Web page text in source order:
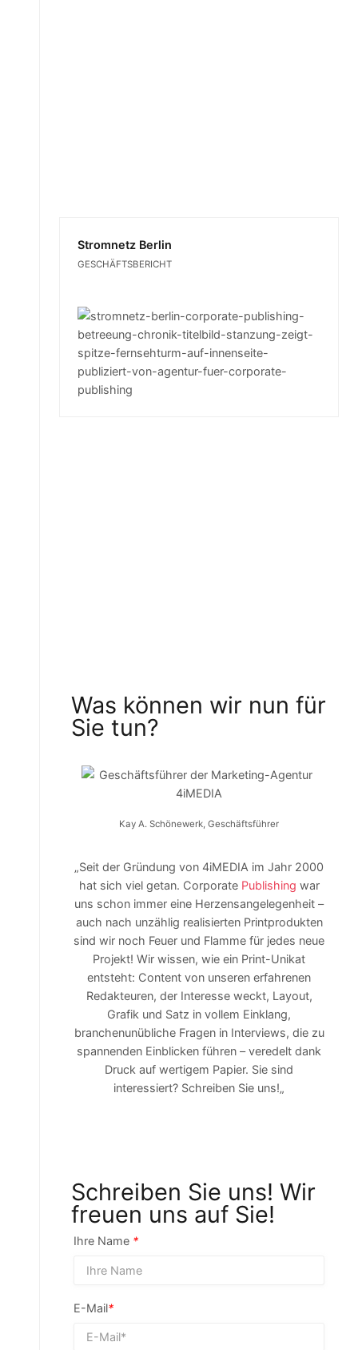
Stromnetz Berlin
GESCHÄFTSBERICHT
Was können wir nun für
Sie tun?
Kay A. Schönewerk, Geschäftsführer
„Seit der Gründung von 4iMEDIA im Jahr 2000
hat sich viel getan. Corporate Publishing war
uns schon immer eine Herzensangelegenheit –
auch nach unzählig realisierten Printprodukten
sind wir noch Feuer und Flamme für jedes neue
Projekt! Wir wissen, wie ein Print-Unikat
entsteht: Content von unseren erfahrenen
Redakteuren, der Interesse weckt, Layout,
Grafik und Satz in vollem Einklang,
branchenunübliche Fragen in Interviews, die zu
spannenden Einblicken führen – veredelt dank
Druck auf wertigem Papier. Sie sind
interessiert? Schreiben Sie uns!„
Schreiben Sie uns! Wir
freuen uns auf Sie!
Ihre Name *
E-Mail*